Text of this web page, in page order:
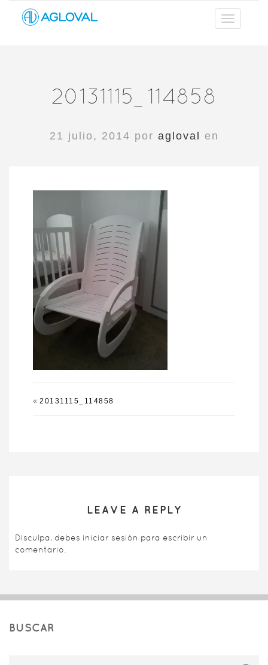
20131115_114858
21 julio, 2014 por agloval en
« 20131115_114858
LEAVE A REPLY
Disculpa, debes iniciar sesión para escribir un
comentario.
BUSCAR